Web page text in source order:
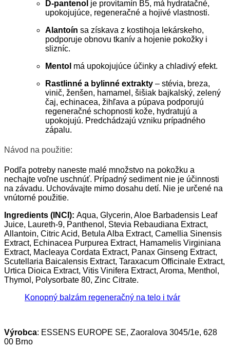
D-pantenol je provitamín B5, má hydratačné,
upokojujúce, regeneračné a hojivé vlastnosti.
Alantoín sa získava z kostihoja lekárskeho,
podporuje obnovu tkanív a hojenie pokožky i
slizníc.
Mentol má upokojujúce účinky a chladivý efekt.
Rastlinné a bylinné extrakty – stévia, breza,
vinič, ženšen, hamamel, šišiak bajkalský, zelený
čaj, echinacea, žihľava a púpava podporujú
regeneračné schopnosti kože, hydratujú a
upokojujú. Predchádzajú vzniku prípadného
zápalu.
Návod na použitie:
Podľa potreby naneste malé množstvo na pokožku a
nechajte voľne uschnúť. Prípadný sediment nie je účinnosti
na závadu. Uchovávajte mimo dosahu detí. Nie je určené na
vnútorné použitie.
Ingredients (INCI): Aqua, Glycerin, Aloe Barbadensis Leaf
Juice, Laureth-9, Panthenol, Stevia Rebaudiana Extract,
Allantoin, Citric Acid, Betula Alba Extract, Camellia Sinensis
Extract, Echinacea Purpurea Extract, Hamamelis Virginiana
Extract, Macleaya Cordata Extract, Panax Ginseng Extract,
Scutellaria Baicalensis Extract, Taraxacum Officinale Extract,
Urtica Dioica Extract, Vitis Vinifera Extract, Aroma, Menthol,
Thymol, Polysorbate 80, Zinc Citrate.
Konopný balzám regeneračný na telo i tvár
Výrobca: ESSENS EUROPE SE, Zaoralova 3045/1e, 628
00 Brno